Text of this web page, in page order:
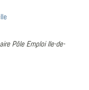
Pôle Emploi Ile-de-